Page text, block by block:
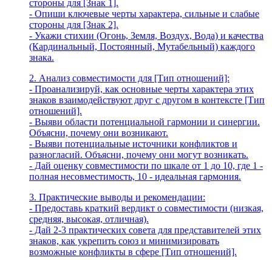
стороны для [Знак 1].
- Опиши ключевые черты характера, сильные и слабые
стороны для [Знак 2].
- Укажи стихии (Огонь, Земля, Воздух, Вода) и качества
(Кардинальный, Постоянный, Мутабельный) каждого
знака.
2. Анализ совместимости для [Тип отношений]:
- Проанализируй, как основные черты характера этих
знаков взаимодействуют друг с другом в контексте [Тип
отношений].
- Выяви области потенциальной гармонии и синергии.
Объясни, почему они возникают.
- Выяви потенциальные источники конфликтов и
разногласий. Объясни, почему они могут возникать.
- Дай оценку совместимости по шкале от 1 до 10, где 1 -
полная несовместимость, 10 - идеальная гармония.
3. Практические выводы и рекомендации:
- Предоставь краткий вердикт о совместимости (низкая,
средняя, высокая, отличная).
- Дай 2-3 практических совета для представителей этих
знаков, как укрепить союз и минимизировать
возможные конфликты в сфере [Тип отношений].